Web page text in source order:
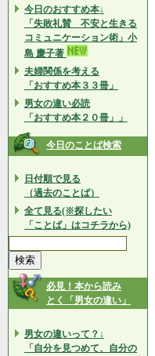
今日のおすすめ本↓
「失敗礼賛 不安と生きる
コミュニケーション術」小
島 慶子著
夫婦関係を考える
「おすすめ本３３冊」
男女の違い必読
「おすすめ本２０冊」」
今日のことば検索
日付順で見る
（過去のことば）
全て見る(※探したい
「ことば」はコチラから)
必見！本から読み
とく「男女の違い」
男女の違いって？↓
「自分を見つめて、自分の